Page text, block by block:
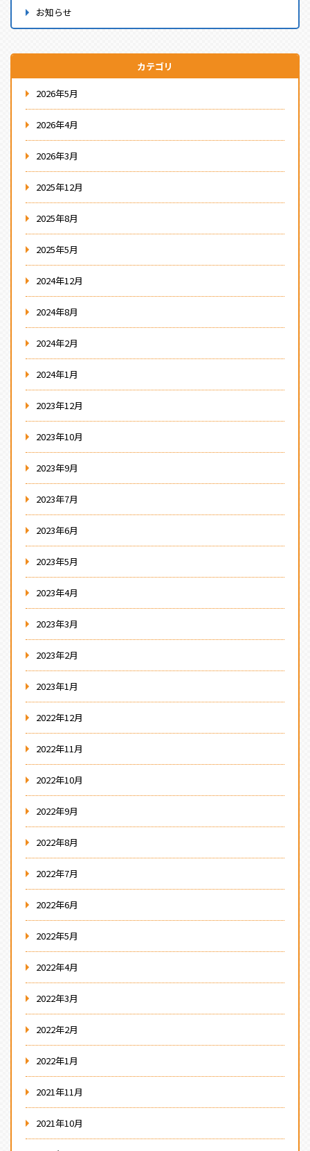
お知らせ
カテゴリ
2026年5月
2026年4月
2026年3月
2025年12月
2025年8月
2025年5月
2024年12月
2024年8月
2024年2月
2024年1月
2023年12月
2023年10月
2023年9月
2023年7月
2023年6月
2023年5月
2023年4月
2023年3月
2023年2月
2023年1月
2022年12月
2022年11月
2022年10月
2022年9月
2022年8月
2022年7月
2022年6月
2022年5月
2022年4月
2022年3月
2022年2月
2022年1月
2021年11月
2021年10月